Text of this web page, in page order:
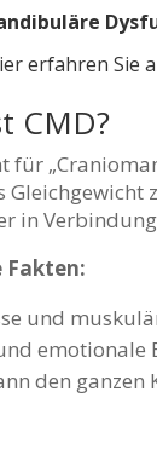
erfahren Sie
CMD?
für
Gleichgewicht
in
Fakten:
und
emotionale
den